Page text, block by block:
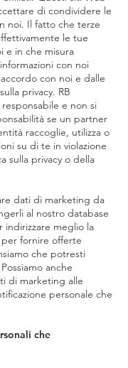
di condividere le
noi. Il fatto che terze
le tue
e in che misura
con noi
con noi e dalle
privacy. RB
e non si
se un partner
raccoglie, utilizza o
su di te in violazione
sulla privacy o della
dati di marketing da
al nostro database
indirizzare meglio la
fornire offerte
che potresti
anche
di marketing alle
personale che
che